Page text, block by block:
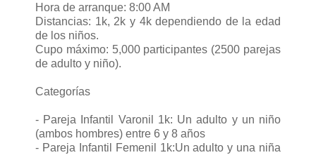
Hora de arranque: 8:00 AM
Distancias: 1k, 2k y 4k dependiendo de la edad
de los niños.
Cupo máximo: 5,000 participantes (2500 parejas
de adulto y niño).
Categorías
- Pareja Infantil Varonil 1k: Un adulto y un niño
(ambos hombres) entre 6 y 8 años
- Pareja Infantil Femenil 1k:Un adulto y una niña